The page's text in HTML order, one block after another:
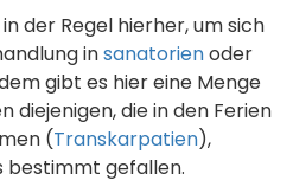
der Regel hierher, um sich
insanatorienoder
gibt es hier eine Menge
diejenigen, die in den Ferien
(Transkarpatien),
bestimmt gefallen.